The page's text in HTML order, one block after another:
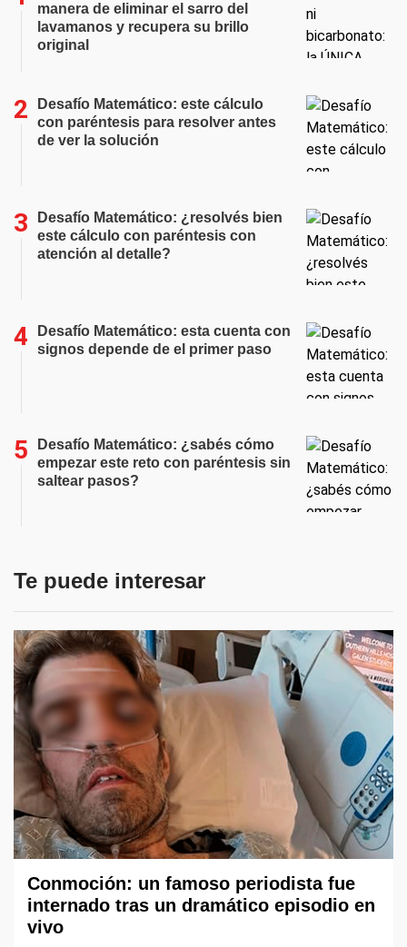
manera de eliminar el sarro del
lavamanos y recupera su brillo
original
Desafío Matemático: este cálculo
con paréntesis para resolver antes
de ver la solución
Desafío Matemático: ¿resolvés bien
este cálculo con paréntesis con
atención al detalle?
Desafío Matemático: esta cuenta con
signos depende de el primer paso
Desafío Matemático: ¿sabés cómo
empezar este reto con paréntesis sin
saltear pasos?
Te puede interesar
Conmoción: un famoso periodista fue
internado tras un dramático episodio en
vivo